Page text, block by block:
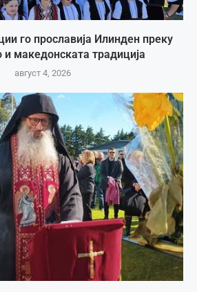
го прославија Илинден преку
и македонската традиција
август 4, 2026